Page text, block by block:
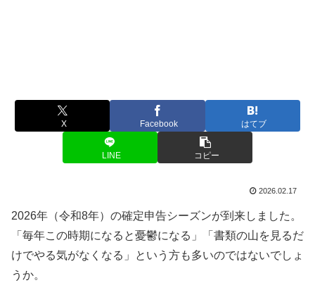
X Facebook はてブ
LINE コピー
2026.02.17
2026年（令和8年）の確定申告シーズンが到来しました。
「毎年この時期になると憂鬱になる」「書類の山を見るだ
けでやる気がなくなる」という方も多いのではないでしょ
うか。